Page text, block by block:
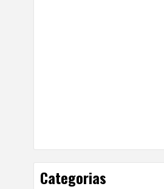
Categorias